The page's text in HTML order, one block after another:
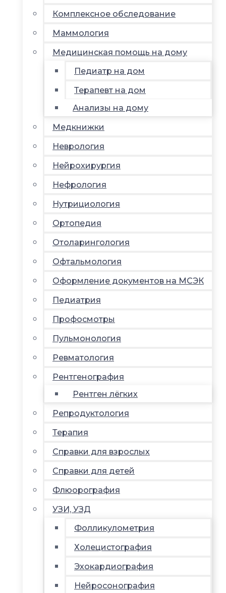
Комплексное обследование
Маммология
Медицинская помощь на дому
Педиатр на дом
Терапевт на дом
Анализы на дому
Медкнижки
Неврология
Нейрохирургия
Нефрология
Нутрициология
Ортопедия
Отоларингология
Офтальмология
Оформление документов на МСЭК
Педиатрия
Профосмотры
Пульмонология
Ревматология
Рентгенография
Рентген лёгких
Репродуктология
Терапия
Справки для взрослых
Справки для детей
Флюорография
УЗИ, УЗД
Фолликулометрия
Холецистография
Эхокардиография
Нейросонография